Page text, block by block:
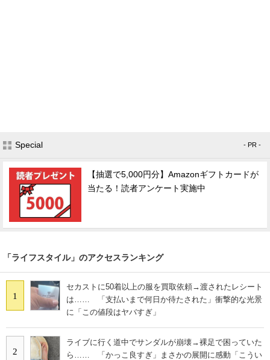
Special - PR -
【抽選で5,000円分】Amazonギフトカードが
当たる！読者アンケート実施中
「ライフスタイル」のアクセスランキング
1
セカストに50着以上の服を買取依頼→渡されたレシート
は…… 「支払いまで何日か待たされた」衝撃的な光景
に「この値段はヤバすぎ」
2
ライブに行く道中でサンダルが崩壊→裸足で困っていた
ら…… 「かっこ良すぎ」まさかの展開に感動「こうい